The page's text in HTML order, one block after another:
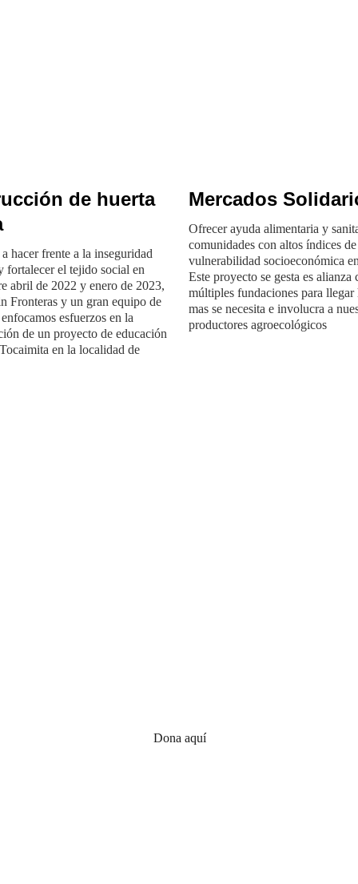
de huerta
hacer frente a la inseguridad
fortalecer el tejido social en
abril de 2022 y enero de 2023,
Fronteras y un gran equipo de
esfuerzos en la
de un proyecto de educación
en la localidad de
Mercados
Ofrecer ayuda alimentaria y
comunidades con altos índices de
vulnerabilidad socioeconómica
Este proyecto se gesta es alianza
múltiples fundaciones para llegar
mas se necesita e involucra a
productores agroecológicos
Dona aquí